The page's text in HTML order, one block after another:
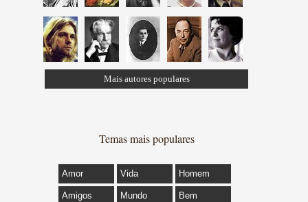
Mais autores populares
Temas mais populares
Amor Vida Homem
Amigos Mundo Bem